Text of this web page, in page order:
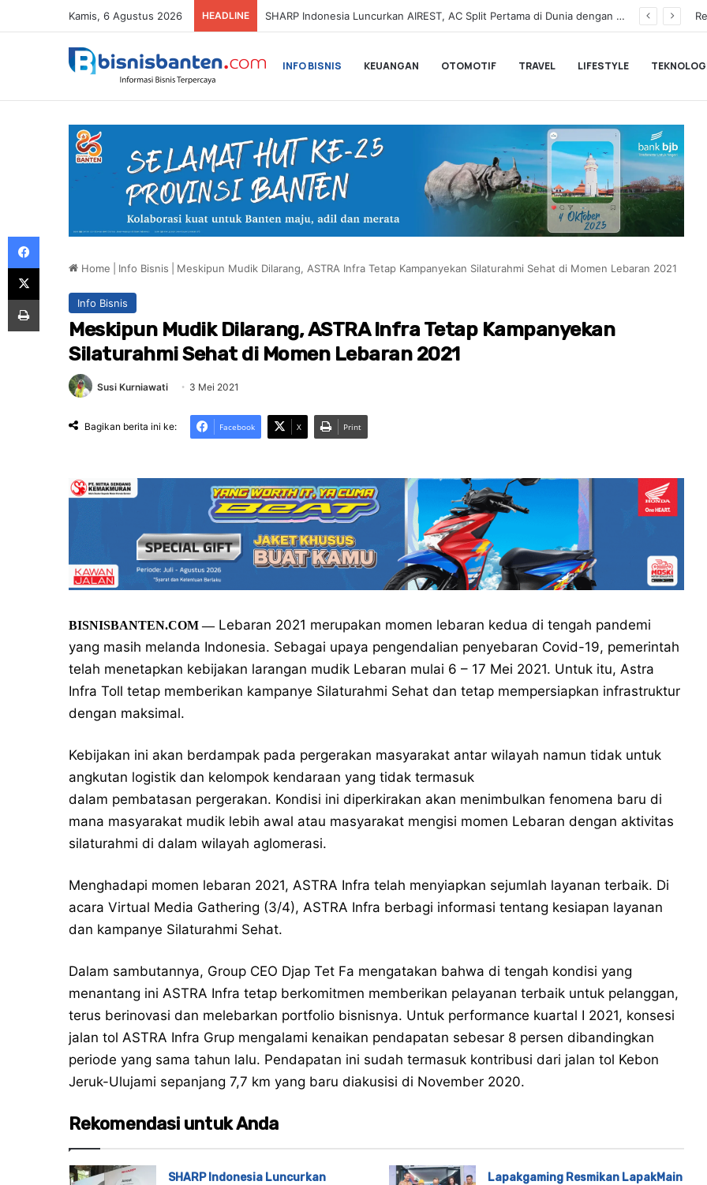
Kamis, 6 Agustus 2026 HEADLINE Honda Resmi Buka Pemesanan Honda Super-ONE di Indonesia
INFO BISNIS KEUANGAN OTOMOTIF TRAVEL LIFESTYLE
Home Info Bisnis Meskipun Mudik Dilarang, ASTRA Infra Tetap Kampanyekan Silaturahmi Sehat di Momen Lebaran 2021
Info Bisnis
Meskipun Mudik Dilarang, ASTRA Infra Tetap Kampanyekan
Silaturahmi Sehat di Momen Lebaran 2021
Susi Kurniawati 3 Mei 2021
Bagikan berita ini ke: Facebook X Print
BISNISBANTEN.COM —Lebaran 2021 merupakan momen lebaran kedua di tengah pandemi
yang masih melanda Indonesia. Sebagai upaya pengendalian penyebaran Covid-19, pemerintah
telah menetapkan kebijakan larangan mudik Lebaran mulai 6 – 17 Mei 2021. Untuk itu, Astra
Infra Toll tetap memberikan kampanye Silaturahmi Sehat dan tetap mempersiapkan infrastruktur
dengan maksimal.
Kebijakan ini akan berdampak pada pergerakan masyarakat antar wilayah namun tidak untuk
angkutan logistik dan kelompok kendaraan yang tidak termasuk
dalam pembatasan pergerakan. Kondisi ini diperkirakan akan menimbulkan fenomena baru di
mana masyarakat mudik lebih awal atau masyarakat mengisi momen Lebaran dengan aktivitas
silaturahmi di dalam wilayah aglomerasi.
Menghadapi momen lebaran 2021, ASTRA Infra telah menyiapkan sejumlah layanan terbaik. Di
acara Virtual Media Gathering (3/4), ASTRA Infra berbagi informasi tentang kesiapan layanan
dan kampanye Silaturahmi Sehat.
Dalam sambutannya, Group CEO Djap Tet Fa mengatakan bahwa di tengah kondisi yang
menantang ini ASTRA Infra tetap berkomitmen memberikan pelayanan terbaik untuk pelanggan,
terus berinovasi dan melebarkan portfolio bisnisnya. Untuk performance kuartal I 2021, konsesi
jalan tol ASTRA Infra Grup mengalami kenaikan pendapatan sebesar 8 persen dibandingkan
periode yang sama tahun lalu. Pendapatan ini sudah termasuk kontribusi dari jalan tol Kebon
Jeruk-Ulujami sepanjang 7,7 km yang baru diakusisi di November 2020.
Rekomendasi untuk Anda
SHARP Indonesia Luncurkan
Lapakgaming Resmikan LapakMain
Facebook